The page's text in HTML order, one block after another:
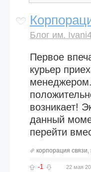
Блог им.
Первое
курьер
возникает!
данный
перейти
корпорация связи,
-1 22 мая